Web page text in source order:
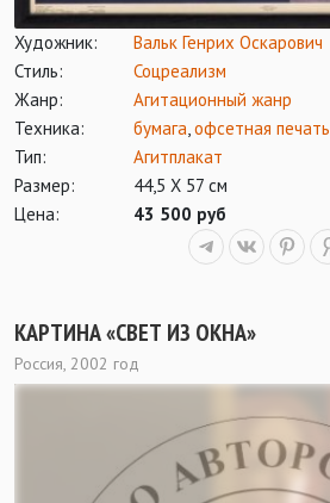
Художник:
Вальк Генрих Оскарович
Стиль:
Соцреализм
Жанр:
Агитационный жанр
Техника:
бумага,офсетная печать
Тип:
Агитплакат
Размер:
44,5 Х 57 см
Цена:
43 500 руб
КАРТИНА «СВЕТ ИЗ ОКНА»
Россия, 2002 год